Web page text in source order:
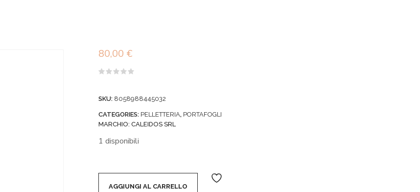
80,00 €
5
SKU: 8058988445032
CATEGORIES: PELLETTERIA, PORTAFOGLI
MARCHIO: CALEIDOS SRL
1 disponibili
AGGIUNGI AL CARRELLO